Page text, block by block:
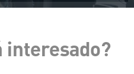
interesado?